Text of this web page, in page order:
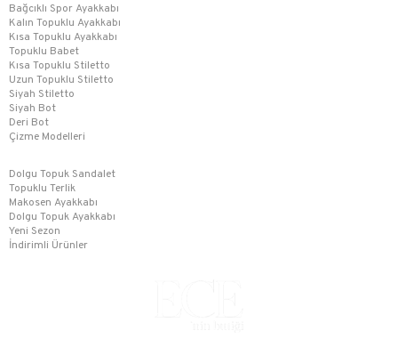
Bağcıklı Spor Ayakkabı
Kalın Topuklu Ayakkabı
Kısa Topuklu Ayakkabı
Topuklu Babet
Kısa Topuklu Stiletto
Uzun Topuklu Stiletto
Siyah Stiletto
Siyah Bot
Deri Bot
Çizme Modelleri
Dolgu Topuk Sandalet
Topuklu Terlik
Makosen Ayakkabı
Dolgu Topuk Ayakkabı
Yeni Sezon
İndirimli Ürünler